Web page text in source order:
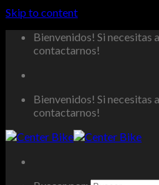
Skip to content
Bienvenidos! Si necesitas
contactarnos!
Bienvenidos! Si necesitas
contactarnos!